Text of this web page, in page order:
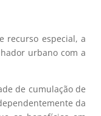
recurso especial, a
urbano com a
de cumulação de
da